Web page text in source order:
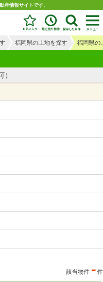
産情報サイトです。
福岡県の土地を探す 福岡県の
該当物件 - 件